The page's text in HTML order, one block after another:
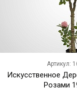
Артикул:
Искусственное
Розами